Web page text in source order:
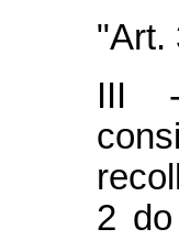
"Art.
III -
2